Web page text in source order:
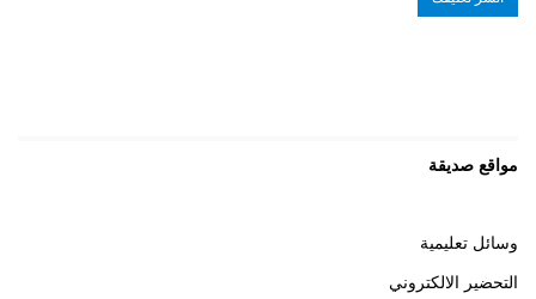
مواقع صديقة
وسائل تعليمية
التحضير الالكتروني